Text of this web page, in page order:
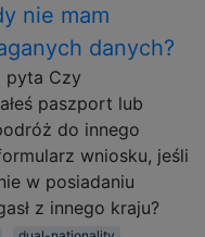
nie mam
danych?
pyta Czy
paszport lub
do innego
wniosku, jeśli
w posiadaniu
z innego kraju?